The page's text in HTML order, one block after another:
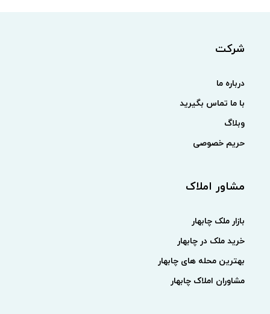
شرکت
درباره ما
با ما تماس بگیرید
وبلاگ
حریم خصوصی
مشاور املاک
بازار ملک چابهار
خرید ملک در چابهار
بهترین محله های چابهار
مشاوران املاک چابهار